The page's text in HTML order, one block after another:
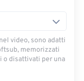
video, sono adatti
memorizzati
​​o disattivati ​​per una